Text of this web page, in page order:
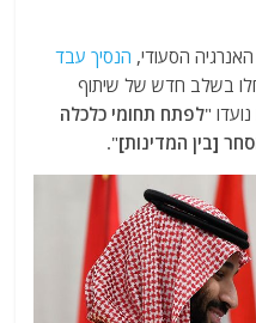
הסעודי, הנסיך עבד
בשלב חדש של שיתוף
"לפתח תחומי כלכלה
[בין המדינות]".